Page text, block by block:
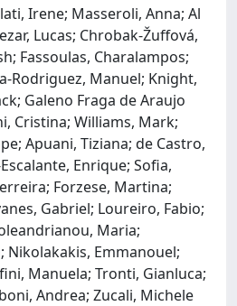
Irene; Masseroli, Anna; Al
Lucas; Chrobak-Žuffová,
Fassoulas, Charalampos;
Rodriguez, Manuel; Knight,
Galeno Fraga de Araujo
Cristina; Williams, Mark;
Apuani, Tiziana; de Castro,
Enrique; Sofia,
Forzese, Martina;
Gabriel; Loureiro, Fabio;
Maria;
Nikolakakis, Emmanouel;
Manuela; Tronti, Gianluca;
Andrea; Zucali, Michele